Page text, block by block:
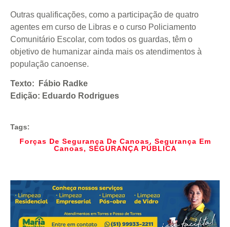
Outras qualificações, como a participação de quatro
agentes em curso de Libras e o curso Policiamento
Comunitário Escolar, com todos os guardas, têm o
objetivo de humanizar ainda mais os atendimentos à
população canoense.
Texto: Fábio Radke
Edição: Eduardo Rodrigues
Tags:
Forças De Segurança De Canoas, Segurança Em
Canoas, SEGURANÇA PÚBLICA